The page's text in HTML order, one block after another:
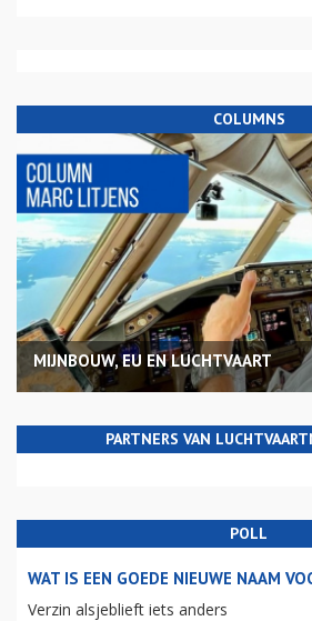
COLUMNS
MIJNBOUW, EU EN LUCHTVAART
PARTNERS VAN
POLL
WAT IS EEN GOEDE NIEUWE NAAM
Verzin alsjeblieft iets anders